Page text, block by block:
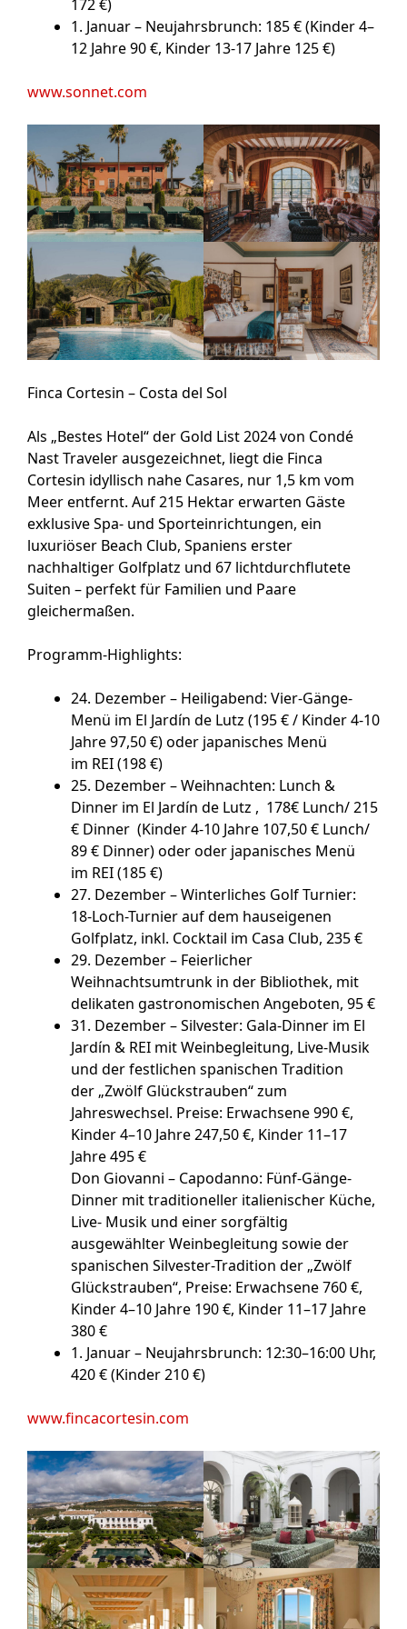
172 €)
1. Januar – Neujahrsbrunch: 185 € (Kinder 4–
12 Jahre 90 €, Kinder 13-17 Jahre 125 €)
www.sonnet.com
Finca Cortesin – Costa del Sol
Als „Bestes Hotel“ der Gold List 2024 von Condé
Nast Traveler ausgezeichnet, liegt die Finca
Cortesin idyllisch nahe Casares, nur 1,5 km vom
Meer entfernt. Auf 215 Hektar erwarten Gäste
exklusive Spa- und Sporteinrichtungen, ein
luxuriöser Beach Club, Spaniens erster
nachhaltiger Golfplatz und 67 lichtdurchflutete
Suiten – perfekt für Familien und Paare
gleichermaßen.
Programm-Highlights:
24. Dezember – Heiligabend: Vier-Gänge-
Menü im El Jardín de Lutz (195 € / Kinder 4-10
Jahre 97,50 €) oder japanisches Menü
im REI (198 €)
25. Dezember – Weihnachten: Lunch &
Dinner im El Jardín de Lutz , 178€ Lunch/ 215
€ Dinner (Kinder 4-10 Jahre 107,50 € Lunch/
89 € Dinner) oder oder japanisches Menü
im REI (185 €)
27. Dezember – Winterliches Golf Turnier:
18-Loch-Turnier auf dem hauseigenen
Golfplatz, inkl. Cocktail im Casa Club, 235 €
29. Dezember – Feierlicher
Weihnachtsumtrunk in der Bibliothek, mit
delikaten gastronomischen Angeboten, 95 €
31. Dezember – Silvester: Gala-Dinner im El
Jardín & REI mit Weinbegleitung, Live-Musik
und der festlichen spanischen Tradition
der „Zwölf Glückstrauben“ zum
Jahreswechsel. Preise: Erwachsene 990 €,
Kinder 4–10 Jahre 247,50 €, Kinder 11–17
Jahre 495 €
Don Giovanni – Capodanno: Fünf-Gänge-
Dinner mit traditioneller italienischer Küche,
Live- Musik und einer sorgfältig
ausgewählter Weinbegleitung sowie der
spanischen Silvester-Tradition der „Zwölf
Glückstrauben“, Preise: Erwachsene 760 €,
Kinder 4–10 Jahre 190 €, Kinder 11–17 Jahre
380 €
1. Januar – Neujahrsbrunch: 12:30–16:00 Uhr,
420 € (Kinder 210 €)
www.fincacortesin.com